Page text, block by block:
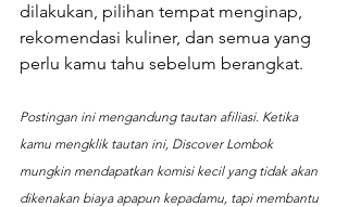
dilakukan, pilihan tempat menginap,
rekomendasi kuliner, dan semua yang
perlu kamu tahu sebelum berangkat.
Postingan ini mengandung tautan afiliasi. Ketika
kamu mengklik tautan ini, Discover Lombok
mungkin mendapatkan komisi kecil yang tidak akan
dikenakan biaya apapun kepadamu, tapi membantu